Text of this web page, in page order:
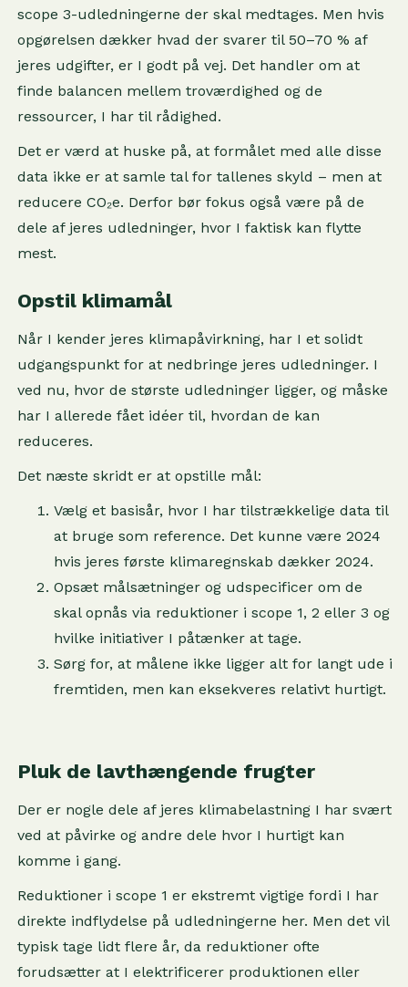
scope 3-udledningerne der skal medtages. Men hvis
opgørelsen dækker hvad der svarer til 50–70 % af
jeres udgifter, er I godt på vej. Det handler om at
finde balancen mellem troværdighed og de
ressourcer, I har til rådighed.
Det er værd at huske på, at formålet med alle disse
data ikke er at samle tal for tallenes skyld – men at
reducere CO₂e. Derfor bør fokus også være på de
dele af jeres udledninger, hvor I faktisk kan flytte
mest.
Opstil klimamål
Når I kender jeres klimapåvirkning, har I et solidt
udgangspunkt for at nedbringe jeres udledninger. I
ved nu, hvor de største udledninger ligger, og måske
har I allerede fået idéer til, hvordan de kan
reduceres.
Det næste skridt er at opstille mål:
Vælg et basisår, hvor I har tilstrækkelige data til
at bruge som reference. Det kunne være 2024
hvis jeres første klimaregnskab dækker 2024.
Opsæt målsætninger og udspecificer om de
skal opnås via reduktioner i scope 1, 2 eller 3 og
hvilke initiativer I påtænker at tage.
Sørg for, at målene ikke ligger alt for langt ude i
fremtiden, men kan eksekveres relativt hurtigt.
Pluk de lavthængende frugter
Der er nogle dele af jeres klimabelastning I har svært
ved at påvirke og andre dele hvor I hurtigt kan
komme i gang.
Reduktioner i scope 1 er ekstremt vigtige fordi I har
direkte indflydelse på udledningerne her. Men det vil
typisk tage lidt flere år, da reduktioner ofte
forudsætter at I elektrificerer produktionen eller